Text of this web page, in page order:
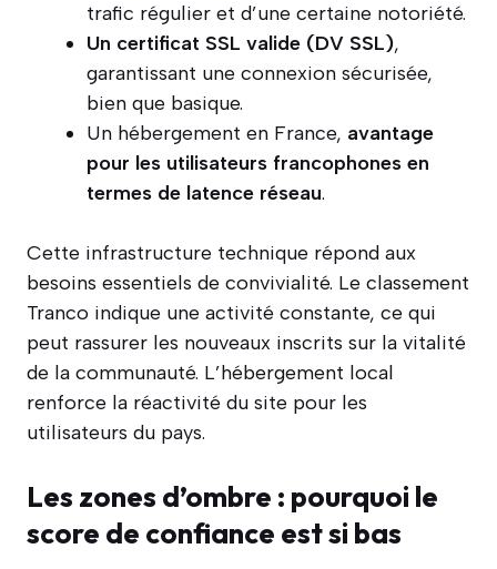
trafic régulier et d’une certaine notoriété.
Un certificat SSL valide (DV SSL),
garantissant une connexion sécurisée,
bien que basique.
Un hébergement en France, avantage
pour les utilisateurs francophones en
termes de latence réseau.
Cette infrastructure technique répond aux
besoins essentiels de convivialité. Le classement
Tranco indique une activité constante, ce qui
peut rassurer les nouveaux inscrits sur la vitalité
de la communauté. L’hébergement local
renforce la réactivité du site pour les
utilisateurs du pays.
Les zones d’ombre : pourquoi le
score de confiance est si bas